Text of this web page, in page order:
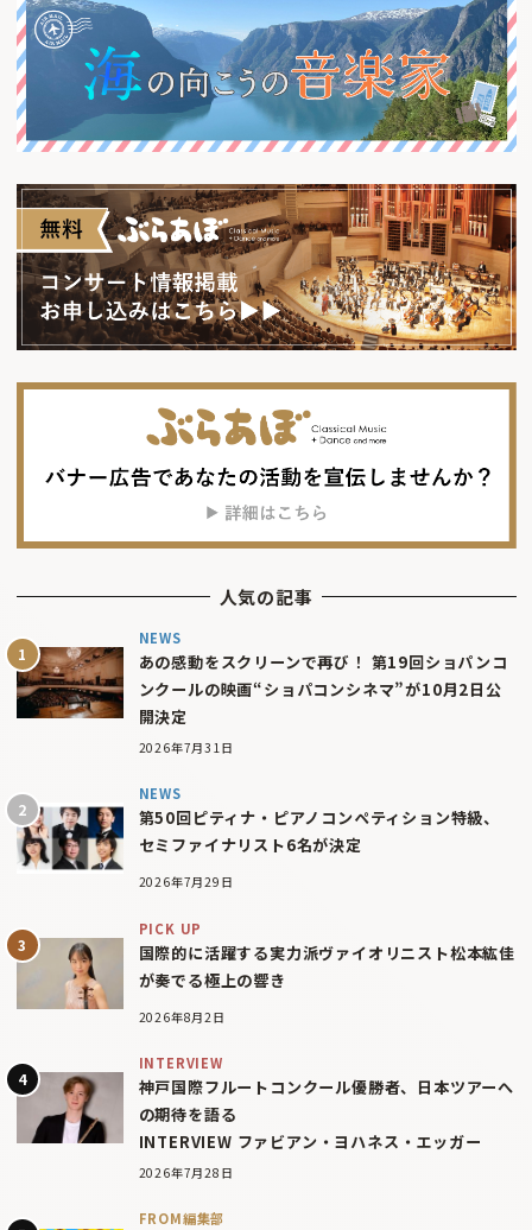
人気の記事
NEWS
あの感動をスクリーンで再び！ 第19回ショパンコ
ンクールの映画“ショパコンシネマ”が10月2日公
開決定
2026年7月31日
NEWS
第50回ピティナ・ピアノコンペティション特級、
セミファイナリスト6名が決定
2026年7月29日
PICK UP
国際的に活躍する実力派ヴァイオリニスト松本紘佳
が奏でる極上の響き
2026年8月2日
INTERVIEW
神戸国際フルートコンクール優勝者、日本ツアーへ
の期待を語る
INTERVIEW ファビアン・ヨハネス・エッガー
2026年7月28日
FROM編集部